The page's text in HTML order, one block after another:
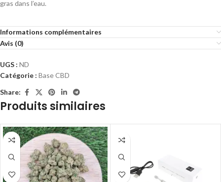
gras dans l’eau.
Informations complémentaires
Avis (0)
UGS : ND
Catégorie : Base CBD
Share:
Produits similaires